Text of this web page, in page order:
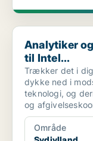
Analytiker og
Analytiker
til Intel...
Trækker det i
dykke ned i
teknologi, og
og
Område